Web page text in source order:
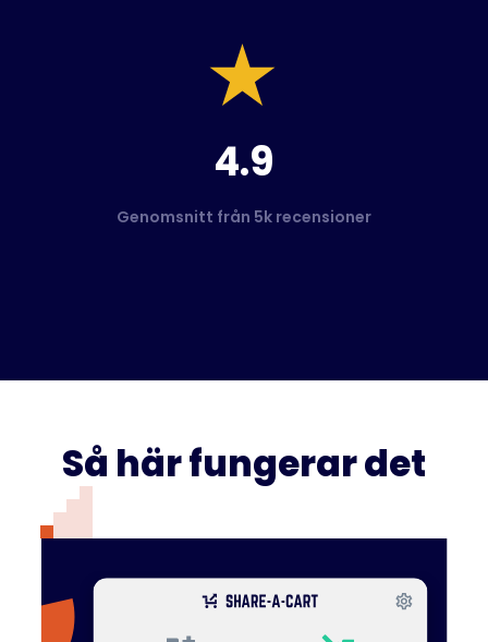
4.9
Genomsnitt från 5k recensioner
Så här fungerar det